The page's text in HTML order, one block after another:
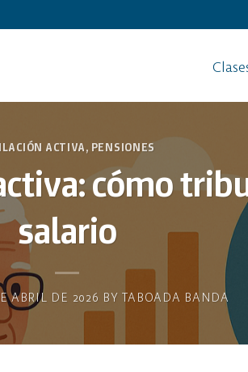
ACTIVA, PENSIONES
cómo
salario
ABRIL DE 2026 BYTABOADA BANDA